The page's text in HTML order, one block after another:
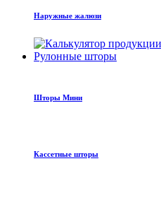
Наружные жалюзи
Рулонные шторы
Шторы Мини
Кассетные шторы